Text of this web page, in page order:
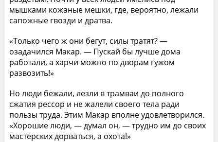
мышками кожаные мешки, где, вероятно, лежали
сапожные гвозди и дратва.
«Только чего ж они бегут, силы тратят? —
озадачился Макар. — Пускай бы лучше дома
работали, а харчи можно по дворам гужом
развозить!»
Но люди бежали, лезли в трамваи до полного
сжатия рессор и не жалели своего тела ради
пользы труда. Этим Макар вполне удовлетворился.
«Хорошие люди, — думал он, — трудно им до своих
мастерских дорваться, а охота!»